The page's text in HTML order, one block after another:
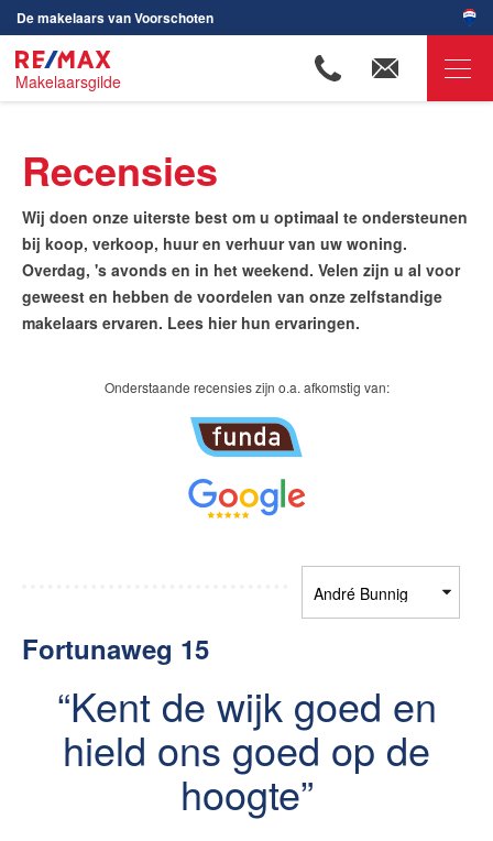
De makelaars van Voorschoten
Makelaarsgilde
Ons aanbod
Onze makelaars
Wijken in Voorschoten
Huis verkopen
Huis kopen
RE/MAX Makelaarsgilde
+31 71 516 23 70
Recensies
Wij doen onze uiterste best om u optimaal te ondersteunen
bij koop, verkoop, huur en verhuur van uw woning.
Overdag, 's avonds en in het weekend. Velen zijn u al voor
geweest en hebben de voordelen van onze zelfstandige
makelaars ervaren. Lees hier hun ervaringen.
Onderstaande recensies zijn o.a. afkomstig van:
Fortunaweg 15
Kent de wijk goed en
hield ons goed op de
hoogte